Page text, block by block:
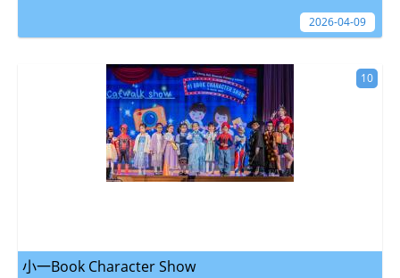
2026-04-09
小一Book Character Show
10